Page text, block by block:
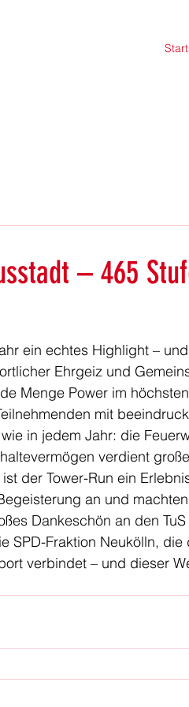
– 465
ein echtes Highlight –
Ehrgeiz und
Menge Power im
mit
in jedem Jahr: die
verdient
der Tower-Run ein
an und
Dankeschön an den
SPD-Fraktion Neukölln, die
verbindet – und dieser